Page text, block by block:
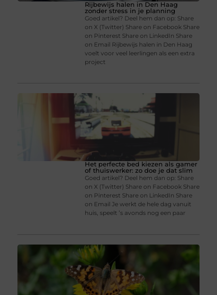
Rijbewijs halen in Den Haag
zonder stress in je planning
Goed artikel? Deel hem dan op: Share
on X (Twitter) Share on Facebook Share
on Pinterest Share on LinkedIn Share
on Email Rijbewijs halen in Den Haag
voelt voor veel leerlingen als een extra
project
Het perfecte bed kiezen als gamer
of thuiswerker: zo doe je dat slim
Goed artikel? Deel hem dan op: Share
on X (Twitter) Share on Facebook Share
on Pinterest Share on LinkedIn Share
on Email Je werkt de hele dag vanuit
huis, speelt ’s avonds nog een paar